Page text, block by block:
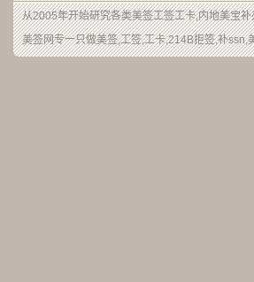
从2005年开始研究各类美签工签工卡,内地美宝补
美签网专一只做美签,工签,工卡,214B拒签,补ssn,